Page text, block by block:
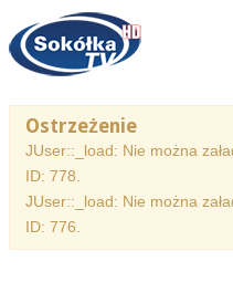
Ostrzeżenie
JUser::_load: Nie można
ID: 778.
JUser::_load: Nie można
ID: 776.